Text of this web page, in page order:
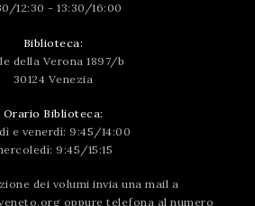
12:30 - 13:30/16:00
Biblioteca:
della Verona 1897/b
30124 Venezia
Orario Biblioteca:
e venerdì: 9:45/14:00
9:45/15:15
dei volumi invia una mail a
oppure telefona al numero